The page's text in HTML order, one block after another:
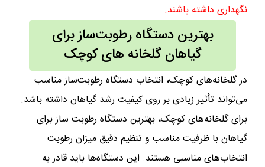
نگهداری داشته باشند.
بهترین دستگاه رطوبت‌ساز برای
گیاهان گلخانه‌ های کوچک
در گلخانه‌های کوچک، انتخاب دستگاه رطوبت‌ساز مناسب
می‌تواند تأثیر زیادی بر روی کیفیت رشد گیاهان داشته باشد.
برای گلخانه‌های کوچک، بهترین دستگاه‌ رطوبت ساز برای
گیاهان با ظرفیت مناسب و تنظیم دقیق میزان رطوبت
انتخاب‌های مناسبی هستند. این دستگاه‌ها باید قادر به